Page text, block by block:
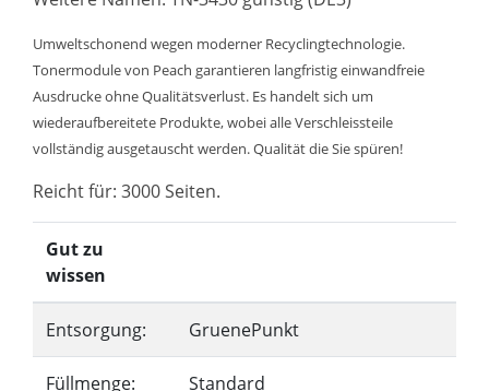
Umweltschonend wegen moderner Recyclingtechnologie.
Tonermodule von Peach garantieren langfristig einwandfreie
Ausdrucke ohne Qualitätsverlust. Es handelt sich um
wiederaufbereitete Produkte, wobei alle Verschleissteile
vollständig ausgetauscht werden. Qualität die Sie spüren!
Reicht für: 3000 Seiten.
Gut zu
wissen
Entsorgung: GruenePunkt
Füllmenge: Standard